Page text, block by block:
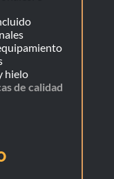
hielo
de calidad